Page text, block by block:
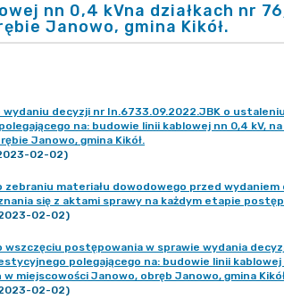
nn 0,4 kVna działkach nr
Janowo, gmina Kikół.
wydaniu decyzji nr In.6733.09.2022.JBK o
na: budowie linii kablowej nn 0,4 kV,
Janowo, gmina Kikół.
02-02)
zebraniu materiału dowodowego przed
się z aktami sprawy na każdym etapie
02-02)
wszczęciu postępowania w sprawie wydania
polegającego na: budowie linii
w miejscowości Janowo, obręb Janowo, gmina
02-02)